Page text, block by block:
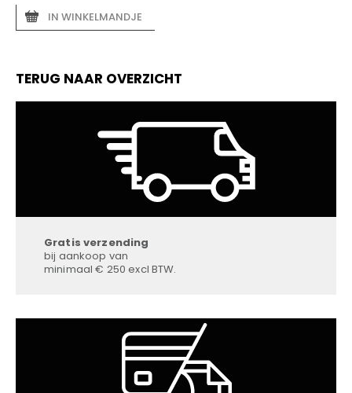
IN WINKELMANDJE
TERUG NAAR OVERZICHT
Gratis verzending
bij aankoop van
minimaal € 250 excl BTW.